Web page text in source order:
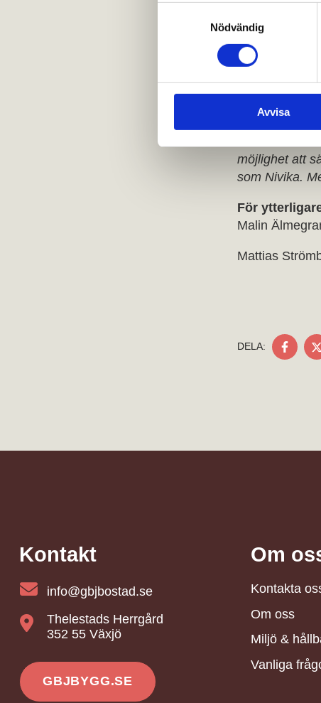
s
Nödvändig
Avvisa
Hyresvärdet
Frånträde
Nivika
Heyman &
Mattias
– Som
möjlighet att
som Nivika.
För
Malin
Mattias
DELA:
DELA
PÅ
Kontakt
info@gbjbostad.se
Thelestads Herrgård
352 55 Växjö
GBJBYGG.SE
Om
Kontakta
Om oss
Miljö &
Vanliga